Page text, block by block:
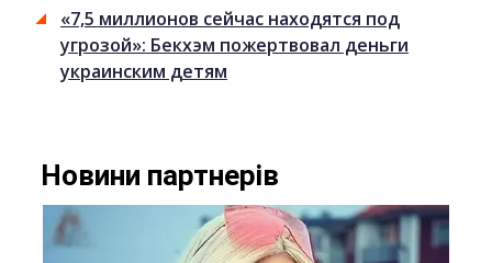
«7,5 миллионов сейчас находятся под
угрозой»: Бекхэм пожертвовал деньги
украинским детям